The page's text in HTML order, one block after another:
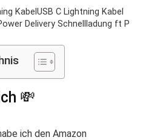
KabelUSB C Lightning Kabel
Delivery Schnellladung ft P
💸
ich den Amazon